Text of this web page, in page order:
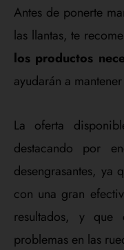
Antes de ponerte
las llantas, te
los productos
ayudarán a
La oferta
destacando por
desengrasantes, ya
con una gran
resultados, y que
problemas en las